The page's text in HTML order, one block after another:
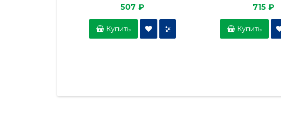
507 ₽
Купить
715 ₽
Купить